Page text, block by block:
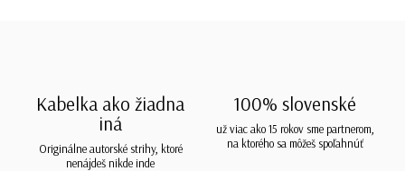
Kabelka ako žiadna
iná
Originálne autorské strihy, ktoré
nenájdeš nikde inde
100% slovenské
už viac ako 15 rokov sme partnerom,
na ktorého sa môžeš spoľahnúť